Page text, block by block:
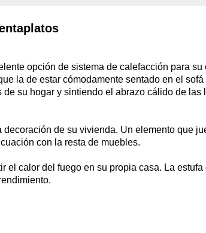
opción de sistema de calefacción para
la de estar cómodamente sentado en el
su hogar y sintiendo el abrazo cálido de
de su vivienda. Un elemento que
con la resta de muebles.
el calor del fuego en su propia casa. La